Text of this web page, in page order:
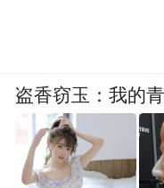
盗香窃玉：我的